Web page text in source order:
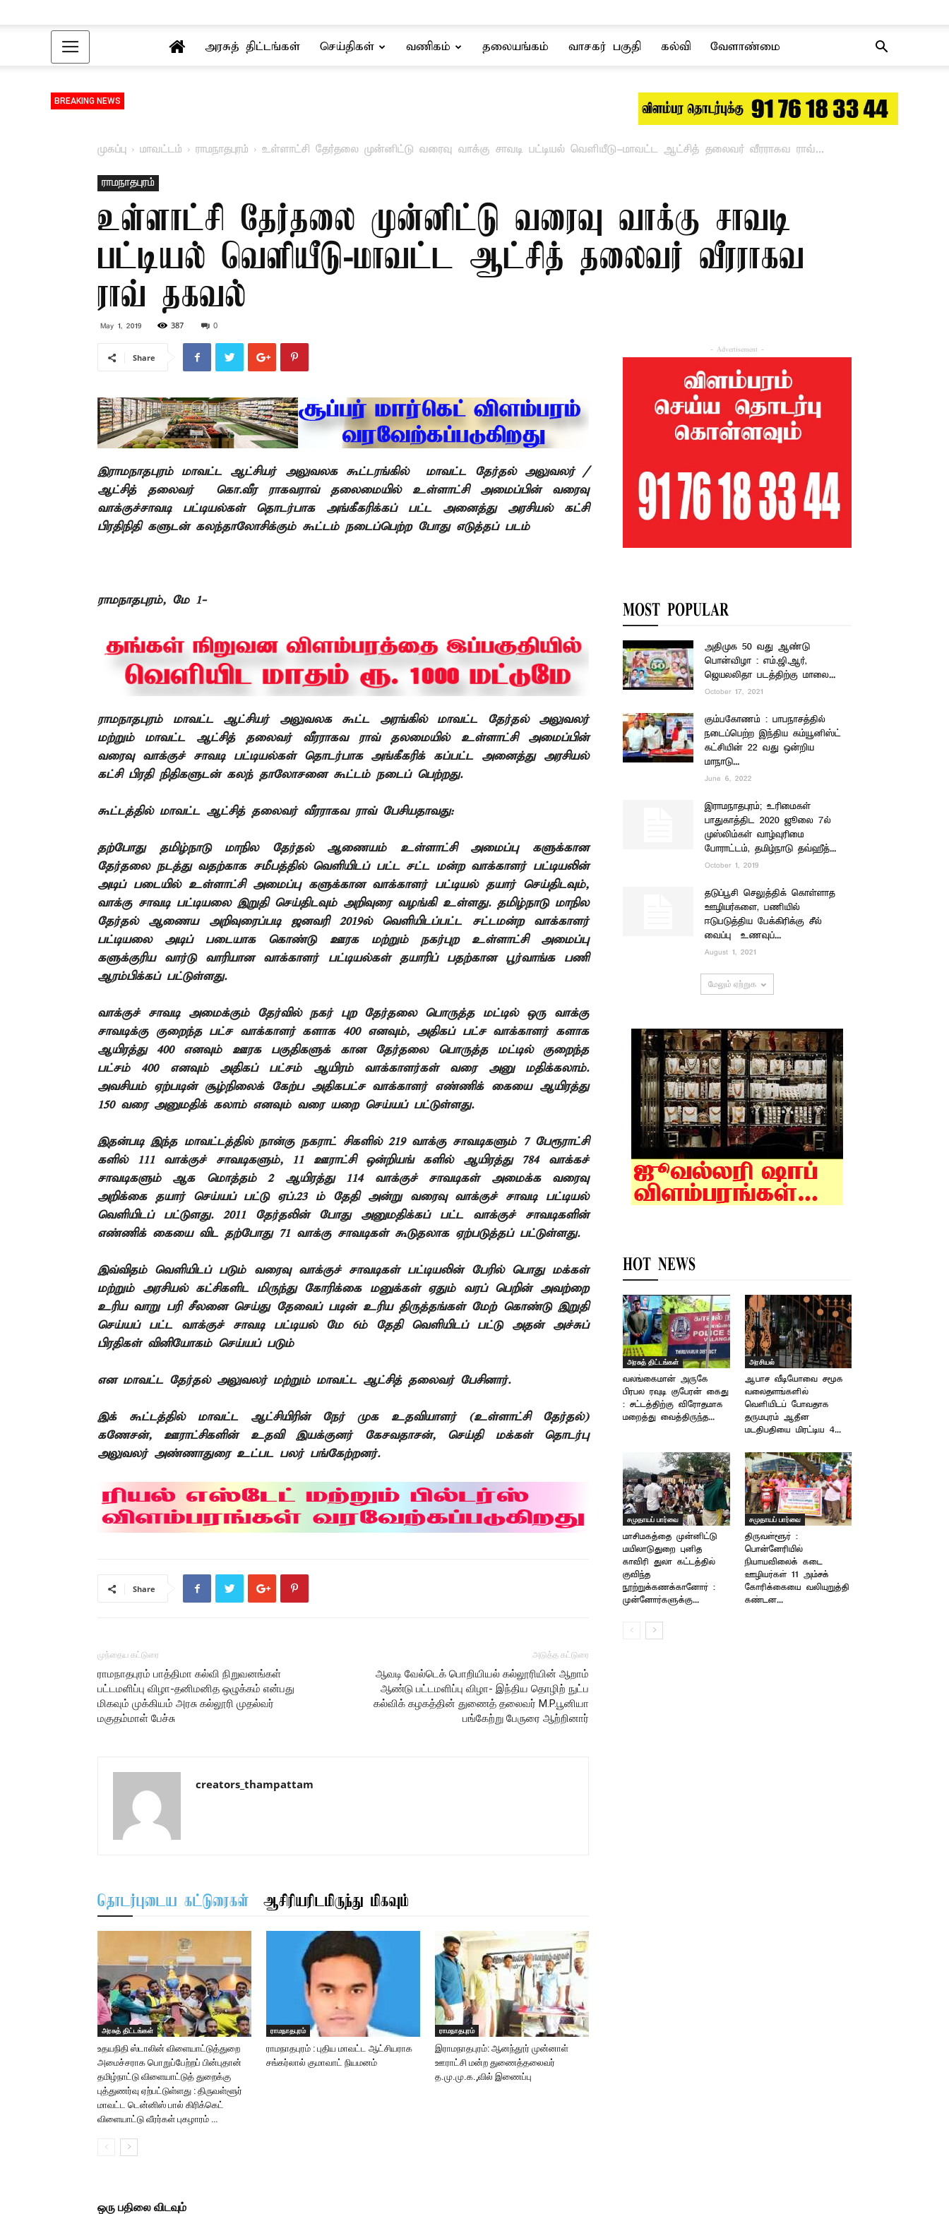
அரசுத் திட்டங்கள் செய்திகள் வணிகம் தலையங்கம் வாசகர் பகுதி கல்வி வேளாண்மை
BREAKING NEWS
முகப்பு மாவட்டம் ராமநாதபுரம் உள்ளாட்சி தேர்தலை முன்னிட்டு வரைவு வாக்கு சாவடி பட்டியல் வெளியீடு-மாவட்ட ஆட்சித் தலைவர் வீரராகவ ராவ்...
ராமநாதபுரம்
உள்ளாட்சி தேர்தலை முன்னிட்டு வரைவு வாக்கு சாவடி
பட்டியல் வெளியீடு-மாவட்ட ஆட்சித் தலைவர் வீரராகவ
ராவ் தகவல்
May 1, 2019 387 0
Share
இராமநாதபுரம் மாவட்ட ஆட்சியர் அலுவலக கூட்டரங்கில் மாவட்ட தேர்தல் அலுவலர் /
ஆட்சித் தலைவர் கொ.வீர ராகவராவ் தலைமையில் உள்ளாட்சி அமைப்பின் வரைவு
வாக்குச்சாவடி பட்டியல்கள் தொடர்பாக அங்கீகரிக்கப் பட்ட அனைத்து அரசியல் கட்சி
பிரதிநிதி களுடன் கலந்தாலோசிக்கும் கூட்டம் நடைப்பெற்ற போது எடுத்தப் படம்
ராமநாதபுரம், மே 1-
ராமநாதபுரம் மாவட்ட ஆட்சியர் அலுவலக கூட்ட அரங்கில் மாவட்ட தேர்தல் அலுவலர்
மற்றும் மாவட்ட ஆட்சித்
தலைவர் வீரராகவ ராவ் தலமையில் உள்ளாட்சி அமைப்பின்
வரைவு வாக்குச்
சாவடி பட்டியல்கள் தொடர்பாக அங்கீகரிக்
கப்பட்ட அனைத்து அரசியல்
கட்சி பிரதி நிதிகளுடன் கலந் தாலோசனை கூட்டம் நடைப் பெற்றது.
கூட்டத்தில் மாவட்ட ஆட்சித் தலைவர் வீரராகவ ராவ் பேசியதாவது:
தற்போது தமிழ்நாடு மாநில தேர்தல் ஆணையம் உள்ளாட்சி அமைப்பு
களுக்கான
தேர்தலை நடத்து வதற்காக சமீபத்தில் வெளியிடப் பட்ட சட்ட மன்ற வாக்காளர் பட்டியலின்
அடிப் படையில் உள்ளாட்சி அமைப்பு களுக்கான வாக்காளர் பட்டியல் தயார் செய்திடவும்,
வாக்கு சாவடி பட்டியலை இறுதி செய்திடவும் அறிவுரை வழங்கி உள்ளது. தமிழ்நாடு மாநில
தேர்தல் ஆணைய அறிவுரைப்படி ஜனவரி 2019ல் வெளியிடப்பட்ட சட்டமன்ற வாக்காளர்
பட்டியலை அடிப்
படையாக கொண்டு ஊரக மற்றும் நகர்புற உள்ளாட்சி அமைப்பு
களுக்குரிய வார்டு வாரியான வாக்காளர் பட்டியல்கள் தயாரிப்
பதற்கான பூர்வாங்க பணி
ஆரம்பிக்கப் பட்டுள்ளது.
வாக்குச் சாவடி அமைக்கும் தேர்வில் நகர் புற தேர்தலை பொருத்த
மட்டில் ஒரு வாக்கு
சாவடிக்கு குறைந்த பட்ச வாக்காளர் களாக 400 எனவும், அதிகப் பட்ச வாக்காளர் களாக
ஆயிரத்து 400 எனவும் ஊரக பகுதிகளுக்
கான தேர்தலை பொருத்த
மட்டில் குறைந்த
பட்சம் 400 எனவும் அதிகப்
பட்சம் ஆயிரம் வாக்காளர்கள் வரை அனு
மதிக்கலாம்.
அவசியம் ஏற்படின் சூழ்நிலைக் கேற்ப அதிகபட்ச வாக்காளர் எண்ணிக் கையை ஆயிரத்து
150 வரை அனுமதிக் கலாம் எனவும் வரை யறை செய்யப் பட்டுள்ளது.
இதன்படி இந்த மாவட்டத்தில் நான்கு நகராட் சிகளில் 219 வாக்கு சாவடிகளும் 7 பேரூராட்சி
களில் 111 வாக்குச்
சாவடிகளும், 11 ஊராட்சி ஒன்றியங்
களில் ஆயிரத்து 784 வாக்கச்
சாவடிகளும் ஆக மொத்தம் 2 ஆயிரத்து 114 வாக்குச்
சாவடிகள் அமைக்க வரைவு
அறிக்கை தயார் செய்யப் பட்டு ஏப்.23 ம் தேதி அன்று வரைவு வாக்குச் சாவடி பட்டியல்
வெளியிடப்
பட்டு்ளது. 2011 தேர்தலின் போது அனுமதிக்கப் பட்ட வாக்குச்
சாவடிகளின்
எண்ணிக் கையை விட தற்போது 71 வாக்கு சாவடிகள் கூடுதலாக ஏற்படுத்தப் பட்டுள்ளது.
இவ்விதம் வெளியிடப் படும் வரைவு வாக்குச் சாவடிகள் பட்டியலின் பேரில் பொது மக்கள்
மற்றும் அரசியல் கட்சிகளிட
மிருந்து கோரிக்கை மனுக்கள் ஏதும் வரப் பெறின் அவற்றை
உரிய வாறு பரி சீலனை செய்து தேவைப் படின் உரிய திருத்தங்கள் மேற் கொண்டு இறுதி
செய்யப்
பட்ட வாக்குச் சாவடி பட்டியல் மே 6ம் தேதி வெளியிடப்
பட்டு அதன் அச்சுப்
பிரதிகள் வினியோகம் செய்யப் படும்
என மாவட்ட தேர்தல் அலுவலர் மற்றும் மாவட்ட ஆட்சித் தலைவர் பேசினார்.
இக்
கூட்டத்தில் மாவட்ட ஆட்சியிரின் நேர் முக உதவியாளர் (உள்ளாட்சி தேர்தல்)
கணேசன், ஊராட்சிகளின் உதவி இயக்குனர் கேசவதாசன், செய்தி மக்கள் தொடர்பு
அலுவலர் அண்ணாதுரை உட்பட பலர் பங்கேற்றனர்.
Share
முந்தைய கட்டுரை
ராமநாதபுரம் பாத்திமா கல்வி நிறுவனங்கள்
பட்டமளிப்பு விழா-தனிமனித ஒழுக்கம் என்பது
மிகவும் முக்கியம் அரசு கல்லூரி முதல்வர்
மகுதம்மாள் பேச்சு
அடுத்த கட்டுரை
ஆவடி வேல்டெக் பொறியியல் கல்லூரியின் ஆறாம்
ஆண்டு பட்டமளிப்பு விழா- இந்திய தொழிற் நுட்ப
கல்விக் கழகத்தின் துணைத் தலைவர் M.P.பூனியா
பங்கேற்று பேருரை ஆற்றினார்
creators_thampattam
தொடர்புடைய கட்டுரைகள் ஆசிரியரிடமிருந்து மிகவும்
அரசுத் திட்டங்கள்
உதயநிதி ஸ்டாலின் விளையாட்டுத்துறை
அமைச்சராக பொறுப்பேற்றப் பின்புதான்
தமிழ்நாட்டு விளையாட்டுத் துறைக்கு
புத்துணர்வு ஏற்பட்டுள்ளது : திருவள்ளூர்
மாவட்ட டென்னிஸ் பால் கிரிக்கெட்
விளையாட்டு வீரர்கள் புகழாரம் …
ராமநாதபுரம்
ராமநாதபுரம் : புதிய மாவட்ட ஆட்சியராக
சங்கர்லால் குமாவாட் நியமனம்
ராமநாதபுரம்
இராமநாதபுரம்: ஆனந்தூர் முன்னாள்
ஊராட்சி மன்ற துணைத்தலைவர்
த.மு.மு.க.,வில் இணைப்பு
ஒரு பதிலை விடவும்
- Advertisement -
MOST POPULAR
அதிமுக 50 வது ஆண்டு
பொன்விழா : எம்.ஜி.ஆர்,
ஜெயலலிதா படத்திற்கு மாலை...
October 17, 2021
கும்பகோணம் : பாபநாசத்தில்
நடைப்பெற்ற இந்திய கம்யூனிஸ்ட்
கட்சியின் 22 வது ஒன்றிய
மாநாடு...
June 6, 2022
இராமநாதபுரம்; உரிமைகள்
பாதுகாத்திட 2020 ஜூலை 7ல்
முஸ்லிம்கள் வாழ்வுரிமை
போராட்டம், தமிழ்நாடு தவ்ஹீத்...
October 1, 2019
தடுப்பூசி செலுத்திக் கொள்ளாத
ஊழியர்களை, பணியில்
ஈடுபடுத்திய பேக்கிரிக்கு சீல்
வைப்பு – உணவுப்...
August 1, 2021
மேலும் ஏற்றுக
HOT NEWS
அரசுத் திட்டங்கள்
வலங்கைமான் அருகே
பிரபல ரவுடி குபேரன் கைது
: சட்டத்திற்கு விரோதமாக
மறைத்து வைத்திருந்த...
அரசியல்
ஆபாச வீடியோவை சமூக
வலைதளங்களில்
வெளியிடப் போவதாக
தருமபுரம் ஆதீன
மடதிபதியை மிரட்டிய 4...
சமுதாயப் பார்வை
மாசிமகத்தை முன்னிட்டு
மயிலாடுதுறை புனித
காவிரி துலா கட்டத்தில்
குவிந்த
நூற்றுக்கணக்கானோர் :
முன்னோர்களுக்கு...
சமுதாயப் பார்வை
திருவள்ளூர் :
பொன்னேரியில்
நியாயவிலைக் கடை
ஊழியர்கள் 11 அம்சக்
கோரிக்கையை வலியுறுத்தி
கண்டன...